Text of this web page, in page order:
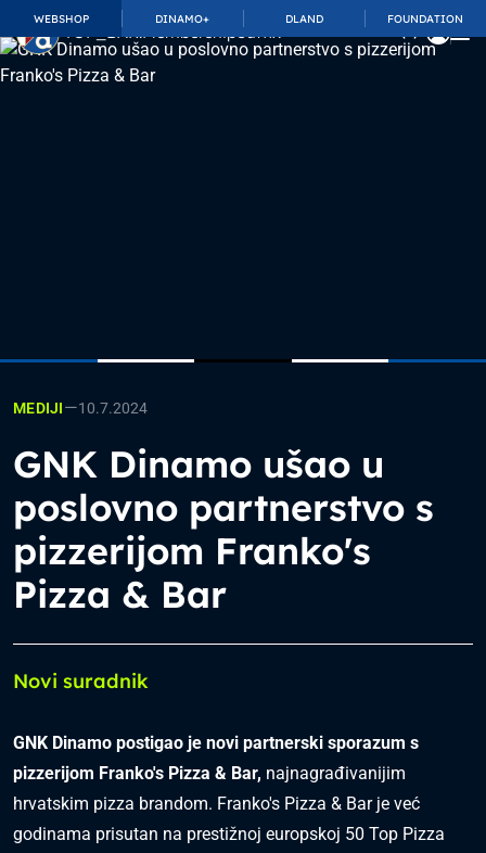
WEBSHOP DINAMO+ DLAND FOUNDATION
TOP_BAR.MembershipSuffix
MEDIJI—10.7.2024
GNK Dinamo ušao u
poslovno partnerstvo s
pizzerijom Franko's
Pizza & Bar
Novi suradnik
GNK Dinamo postigao je novi partnerski sporazum s
pizzerijom Franko's Pizza & Bar, najnagrađivanijim
hrvatskim pizza brandom. Franko's Pizza & Bar je već
godinama prisutan na prestižnoj europskoj 50 Top Pizza